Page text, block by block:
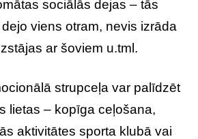
sociālās dejas – tās
viens otram, nevis izrāda
ar šoviem u.tml.
strupceļa var palīdzēt
lietas – kopīga ceļošana,
aktivitātes sporta klubā vai